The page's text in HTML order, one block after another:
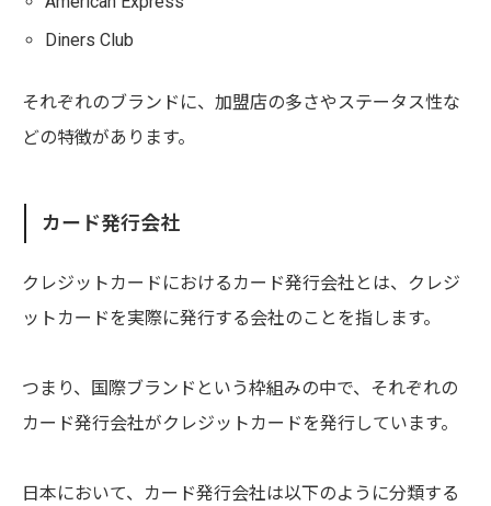
Diners Club
それぞれのブランドに、加盟店の多さやステータス性な
どの特徴があります。
カード発行会社
クレジットカードにおけるカード発行会社とは、クレジ
ットカードを実際に発行する会社のことを指します。
つまり、国際ブランドという枠組みの中で、それぞれの
カード発行会社がクレジットカードを発行しています。
日本において、カード発行会社は以下のように分類する